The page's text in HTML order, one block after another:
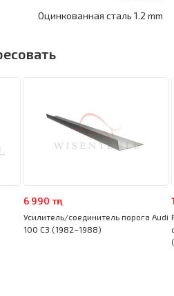
Оцинкованная сталь 1.2 mm
6 990 тңг
Усилитель/соединитель порога Audi
100 C3 (1982–1988)